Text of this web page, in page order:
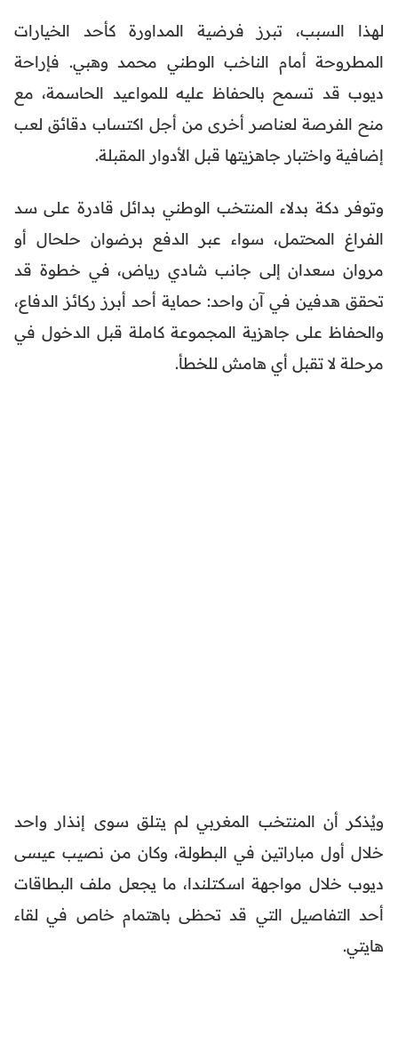
لهذا السبب، تبرز فرضية المداورة كأحد الخيارات
المطروحة أمام الناخب الوطني محمد وهبي. فإراحة
ديوب قد تسمح بالحفاظ عليه للمواعيد الحاسمة، مع
منح الفرصة لعناصر أخرى من أجل اكتساب دقائق لعب
إضافية واختبار جاهزيتها قبل الأدوار المقبلة.
وتوفر دكة بدلاء المنتخب الوطني بدائل قادرة على سد
الفراغ المحتمل، سواء عبر الدفع برضوان حلحال أو
مروان سعدان إلى جانب شادي رياض، في خطوة قد
تحقق هدفين في آن واحد: حماية أحد أبرز ركائز الدفاع،
والحفاظ على جاهزية المجموعة كاملة قبل الدخول في
مرحلة لا تقبل أي هامش للخطأ.
ويُذكر أن المنتخب المغربي لم يتلق سوى إنذار واحد
خلال أول مباراتين في البطولة، وكان من نصيب عيسى
ديوب خلال مواجهة اسكتلندا، ما يجعل ملف البطاقات
أحد التفاصيل التي قد تحظى باهتمام خاص في لقاء
هايتي.